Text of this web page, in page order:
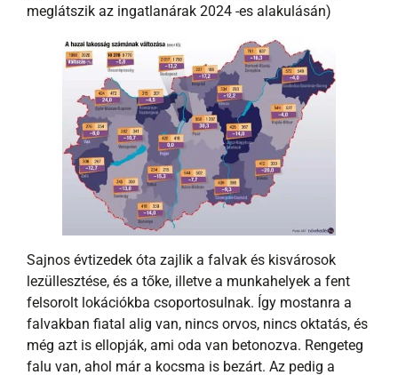
meglátszik az ingatlanárak 2024 -es alakulásán)
Sajnos évtizedek óta zajlik a falvak és kisvárosok
lezüllesztése, és a tőke, illetve a munkahelyek a fent
felsorolt lokációkba csoportosulnak. Így mostanra a
falvakban fiatal alig van, nincs orvos, nincs oktatás, és
még azt is ellopják, ami oda van betonozva. Rengeteg
falu van, ahol már a kocsma is bezárt. Az pedig a